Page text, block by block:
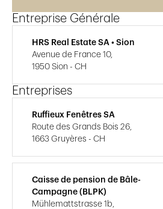
Entreprise Générale
HRS Real Estate SA • Sion
Avenue de France 10,
1950 Sion - CH
Entreprises
Ruffieux Fenêtres SA
Route des Grands Bois 26,
1663 Gruyères - CH
Caisse de pension de Bâle-
Campagne (BLPK)
Mühlemattstrasse 1b,